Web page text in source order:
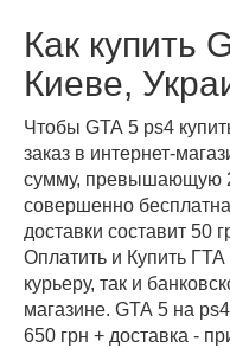
Как купить
Киеве,
Чтобы GTA 5 ps4
заказ в интернет-
сумму, превышающую
совершенно
доставки составит 50
Оплатить и Купить
курьеру, так и
магазине. GTA 5 на
650 грн + доставка -